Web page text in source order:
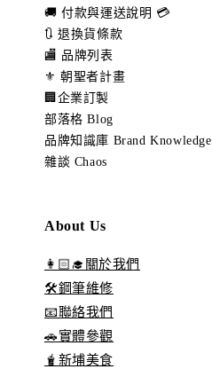
🚚 付款與運送說明 💳
🔃 退換貨條款
🏬 品牌列表
⚜️ 朝聖者計畫
🏢企業訂製
部落格 Blog
品牌知識庫 Brand Knowledge
雜談 Chaos
About Us
👩🏻‍🎓關於我們
🛠️鋼筆維修
📧聯絡我們
🚗實體參觀
🧋新埔美食